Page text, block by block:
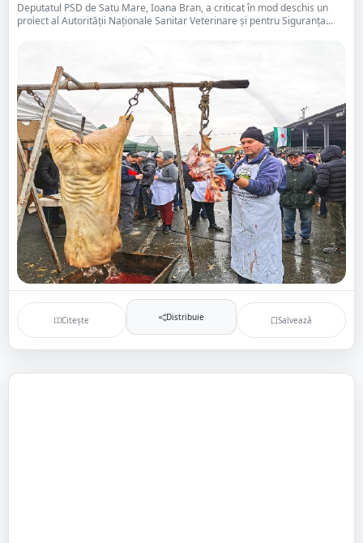
Deputatul PSD de Satu Mare, Ioana Bran, a criticat în mod deschis un
proiect al Autorității Naționale Sanitar Veterinare și pentru Siguranța...
Citește Distribuie Salvează